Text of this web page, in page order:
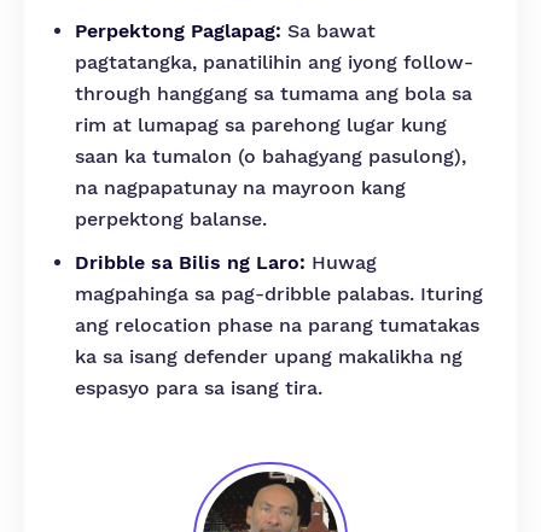
Perpektong Paglapag: Sa bawat
pagtatangka, panatilihin ang iyong follow-
through hanggang sa tumama ang bola sa
rim at lumapag sa parehong lugar kung
saan ka tumalon (o bahagyang pasulong),
na nagpapatunay na mayroon kang
perpektong balanse.
Dribble sa Bilis ng Laro: Huwag
magpahinga sa pag-dribble palabas. Ituring
ang relocation phase na parang tumatakas
ka sa isang defender upang makalikha ng
espasyo para sa isang tira.